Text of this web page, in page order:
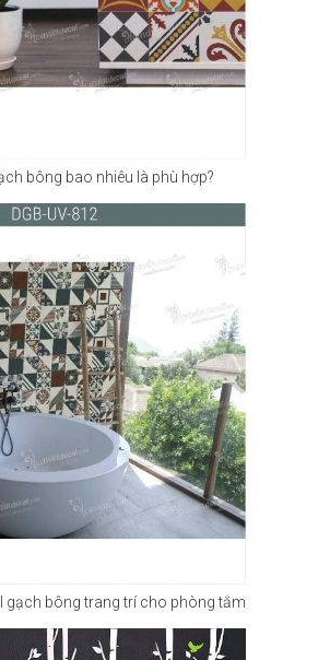
bông bao nhiêu là phù hợp?
gạch bông trang trí cho phòng tắm